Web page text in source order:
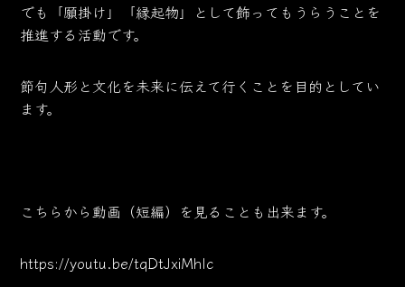
でも「願掛け」「縁起物」として飾ってもうらうことを
推進する活動です。
節句人形と文化を未来に伝えて行くことを目的としてい
ます。
こちらから動画（短編）を見ることも出来ます。
https://youtu.be/tqDtJxiMhlc